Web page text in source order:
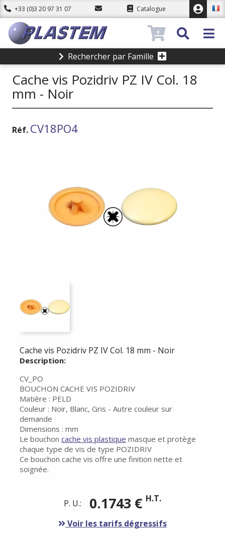
+33 (0)3 20 97 31 07 Catalogue
Rechercher par Famille
0
Cache vis Pozidriv PZ IV Col. 18
mm - Noir
Réf. CV18PO4
Cache vis Pozidriv PZ IV Col. 18 mm - Noir
Description:
CV_PO
BOUCHON CACHE VIS POZIDRIV
Matière : PELD
Couleur : Noir, Blanc, Gris - Autre couleur sur
demande
Dimensions : mm
Le bouchon cache vis plastique masque et protège
chaque type de vis de type POZIDRIV
Ce bouchon cache vis offre une finition nette et
soignée.
P. U.: 0.1743 € H.T.
Voir les tarifs dégressifs